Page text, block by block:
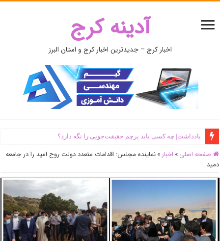
آدینه کرج
اخبار کرج – جدیدترین اخبار کرج و استان البرز
یادداشت| ‌چه کسی باید پرچم حقیقت‌جویی را نگه دارد؟
صفحه اصلی » اخبار » نماینده مجلس: اقدامات متعدد دولت روح امید را در جامعه
دمید